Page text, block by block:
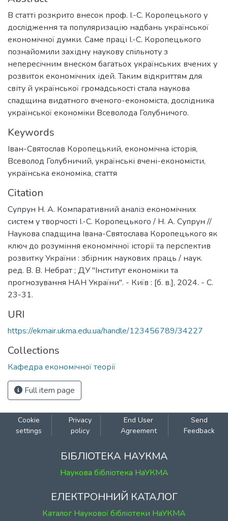
В статті розкрито внесок проф. І.-С. Коропецького у
дослідження та популяризацію надбань української
економічної думки. Саме праці І.-С. Коропецького
познайомили західну наукову спільноту з
непересічним внеском багатьох українських вчених у
розвиток економічних ідей. Таким відкриттям для
світу й української громадськості стала наукова
спадщина видатного вченого-економіста, дослідника
української економіки Всеволода Голубничого.
Keywords
Іван-Святослав Коропецький, економічна історія,
Всеволод Голубничий, українські вчені-економісти,
українська економіка, стаття
Citation
Супрун Н. А. Компаративний аналіз економічних
систем у творчості І.-С. Коропецького / Н. А. Супрун //
Наукова спадщина Івана-Святослава Коропецького як
ключ до розуміння економічної історії та перспектив
розвитку України : збірник наукових праць / наук.
ред. В. В. Небрат ; ДУ "Інститут економіки та
прогнозування НАН України". - Київ : [б. в.], 2024. - С.
23-31.
URI
https://ekmair.ukma.edu.ua/handle/123456789/34227
Collections
Кафедра економічної теорії
Full item page
Cookie
settings
Privacy
policy
End User
Agreement
Send
Feedback
БІБЛІОТЕКА НАУКМА
Наукова бібліотека НаУКМА
ЕЛЕКТРОННИЙ КАТАЛОГ
Каталог Наукової бібліотеки НаУКМА